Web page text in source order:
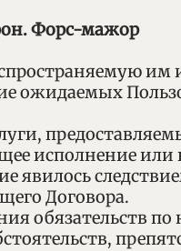
Форс-мажор
ожидаемых
исполнение
явилось
Договора.
обязательств